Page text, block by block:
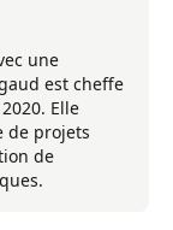
une
est cheffe
Elle
de projets
de